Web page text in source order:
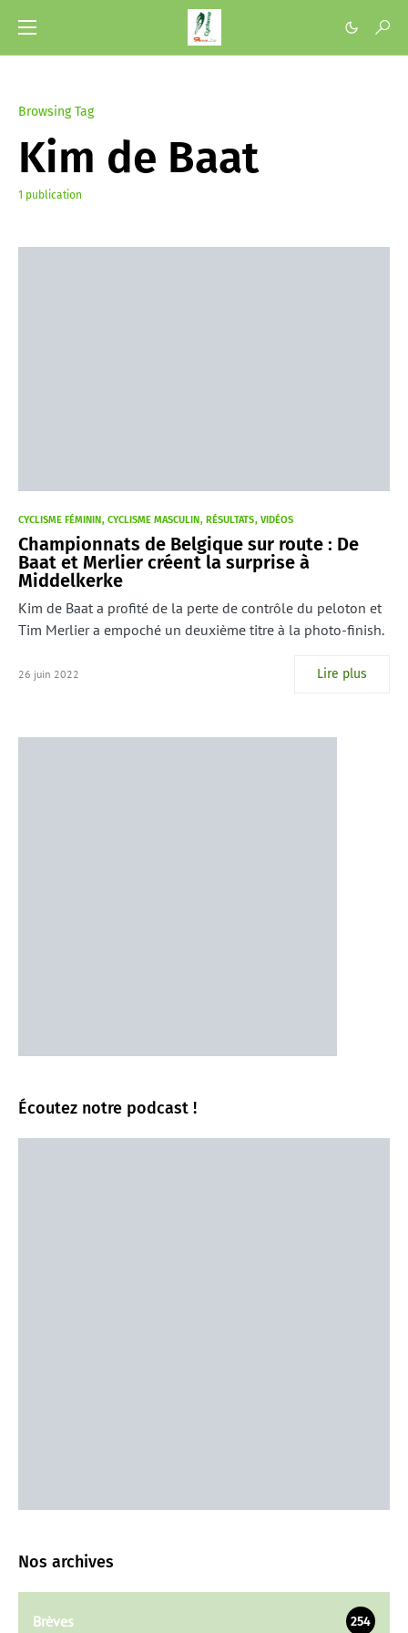
Browsing Tag
Kim de Baat
1 publication
CYCLISME FÉMININ CYCLISME MASCULIN RÉSULTATS VIDÉOS
Championnats de Belgique sur route : De
Baat et Merlier créent la surprise à
Middelkerke
Kim de Baat a profité de la perte de contrôle du peloton et
Tim Merlier a empoché un deuxième titre à la photo-finish.
26 juin 2022 Lire plus
Écoutez notre podcast !
Nos archives
Brèves 254